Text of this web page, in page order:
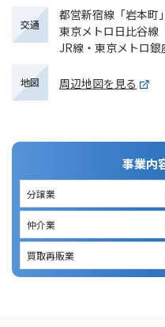
交通
都営新宿線「岩本町
東京メトロ日比谷線
JR線・東京メトロ
地図 周辺地図を見る
事業内
分譲業
仲介業
買取再販業